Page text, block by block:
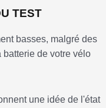
TEST
basses, malgré des
de votre vélo
une idée de l'état